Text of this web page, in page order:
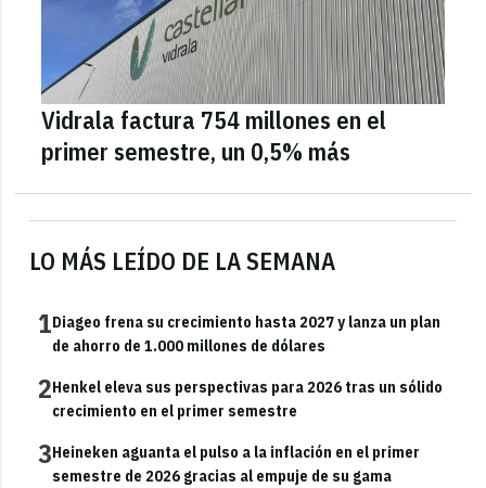
LO MÁS LEÍDO DE LA SEMANA
1Diageo frena su crecimiento hasta 2027 y lanza un plan
de ahorro de 1.000 millones de dólares
2Henkel eleva sus perspectivas para 2026 tras un sólido
crecimiento en el primer semestre
3Heineken aguanta el pulso a la inflación en el primer
semestre de 2026 gracias al empuje de su gama
Vidrala factura 754 millones en el
primer semestre, un 0,5% más